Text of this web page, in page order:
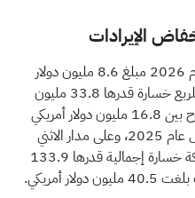
الإيرادات
بلغت إيرادات الربع الأول من عام 2026 مبلغ 8.6 مليون دولار
أمريكي، بينما بلغ صافي الدخل للربع خسارة قدرها 33.8 مليون
دولار أمريكي مقارنة بخسائر تتراوح بين 16.8 مليون دولار أمريكي
و49.1 مليون دولار أمريكي خلال عام 2025، وعلى مدار الاثني
عشر شهرًا الماضية، سجلت الشركة خسارة إجمالية قدرها 133.9
أمريكي.